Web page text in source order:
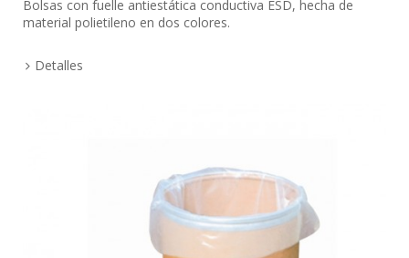
Bolsas con fuelle antiestática conductiva ESD, hecha de
material polietileno en dos colores.
Detalles